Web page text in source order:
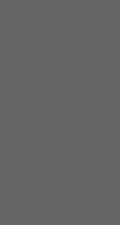
der Zugriff auf diese Inhalte